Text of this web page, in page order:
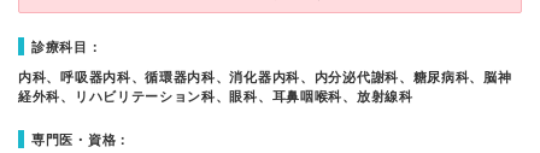
診療科目：
内科、呼吸器内科、循環器内科、消化器内科、内分泌代謝科、糖尿病科、脳神
経外科、リハビリテーション科、眼科、耳鼻咽喉科、放射線科
専門医・資格：